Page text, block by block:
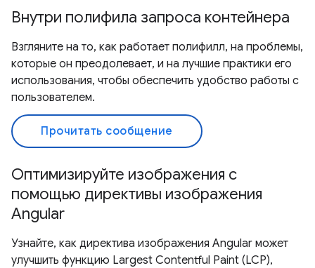
Внутри полифила запроса контейнера
Взгляните на то, как работает полифилл, на проблемы,
которые он преодолевает, и на лучшие практики его
использования, чтобы обеспечить удобство работы с
пользователем.
Прочитать сообщение
Оптимизируйте изображения с
помощью директивы изображения
Angular
Узнайте, как директива изображения Angular может
улучшить функцию Largest Contentful Paint (LCP),